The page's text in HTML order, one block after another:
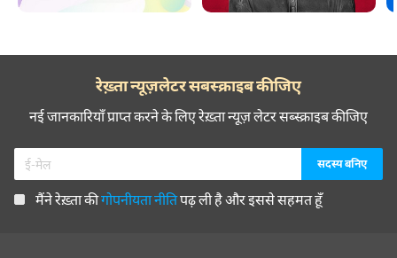
रेख़्ता न्यूज़लेटर सबस्क्राइब कीजिए
नई जानकारियाँ प्राप्त करने के लिए रेख़्ता न्यूज़ लेटर सब्स्क्राइब कीजिए
मैंने रेख़्ता कीगोपनीयता नीतिपढ़ ली है और इससे सहमत हूँ